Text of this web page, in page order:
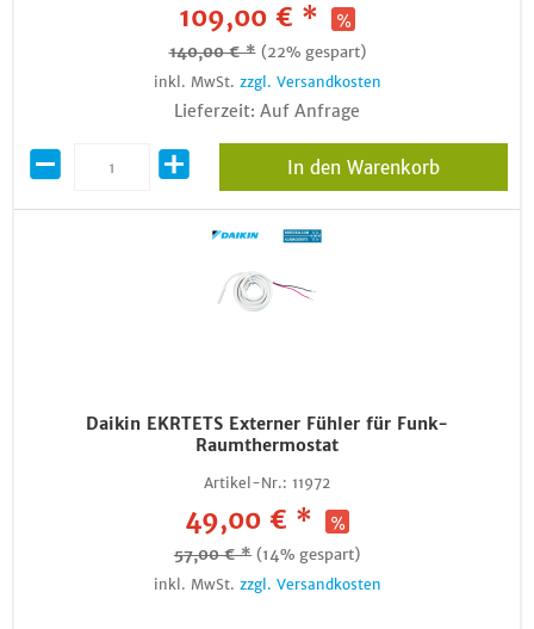
109,00 € *
140,00 € * (22% gespart)
inkl. MwSt. zzgl. Versandkosten
Lieferzeit: Auf Anfrage
In den Warenkorb
Daikin EKRTETS Externer Fühler für Funk-
Raumthermostat
Artikel-Nr.: 11972
49,00 € *
57,00 € * (14% gespart)
inkl. MwSt. zzgl. Versandkosten